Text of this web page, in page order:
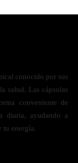
conocido por sus
salud. Las cápsulas
conveniente de
diaria, ayudando a
tu energía.